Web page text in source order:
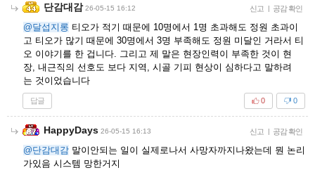
단감대감 26-05-15 16:12 신고 | 공감 확인
@달섭지롱 티오가 적기 때문에 10명에서 1명 초과해도 정원 초과이
고 티오가 많기 때문에 30명에서 3명 부족해도 정원 미달인 거라서 티
오 이야기를 한 겁니다. 그리고 제 말은 현장인력이 부족한 것이 현
장, 내근직의 선호도 보다 지역, 시골 기피 현상이 심하다고 말하려
는 것이었습니다
답글 0
0
HappyDays 26-05-15 16:13 신고 | 공감 확인
@단감대감 말이안되는 일이 실제로나서 사망자까지나왔는데 뭔 논리
가있음 시스템 망한거지